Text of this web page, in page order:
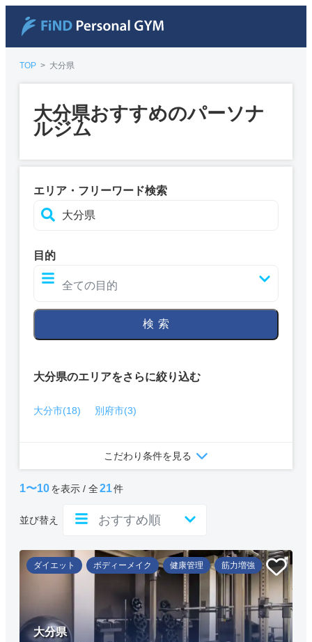
TOP > 大分県
大分県おすすめのパーソナ
ルジム
エリア・フリーワード検索
目的
検索
大分県のエリアをさらに絞り込む
大分市(18) 別府市(3)
こだわり条件を見る
1〜10を表示 / 全21件
並び替え
ダイエット ボディーメイク 健康管理 筋力増強
大分県